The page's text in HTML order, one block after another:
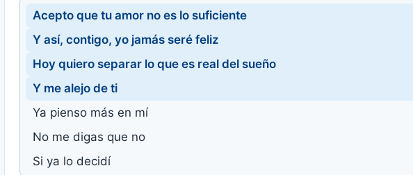
Acepto que tu amor no es lo suficiente
Y así, contigo, yo jamás seré feliz
Hoy quiero separar lo que es real del sueño
Y me alejo de ti
Ya pienso más en mí
No me digas que no
Si ya lo decidí